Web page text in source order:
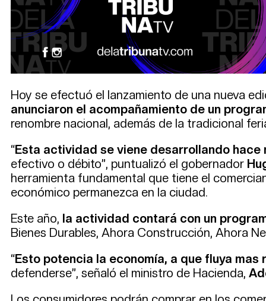
Hoy se efectuó el lanzamiento de una nueva
anunciaron el acompañamiento de un
renombre nacional, además de la tradicional
“Esta actividad se viene desarrollando hace
efectivo o débito”, puntualizó el gobernador
herramienta fundamental que tiene el
económico permanezca en la ciudad.
Este año, la actividad contará con un
Bienes Durables, Ahora Construcción, Ahora
“Esto potencia la economía, a que fluya mas
defenderse”, señaló el ministro de Hacienda,